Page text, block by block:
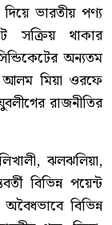
ভারতীয় পণ্য
সক্রিয় থাকার
অন্যতম
আলম মিয়া ওরফে
রাজনীতির
ঝলঝলিয়া,
বিভিন্ন পয়েন্ট
বিভিন্ন